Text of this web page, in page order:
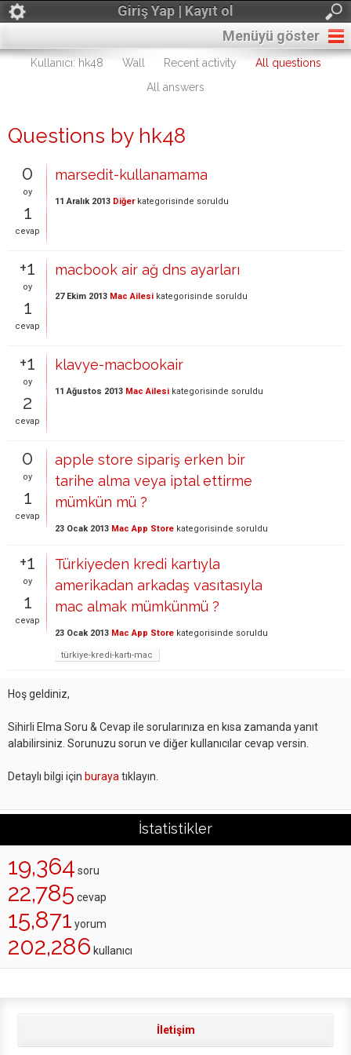
Giriş Yap | Kayıt ol
Menüyü göster
Kullanıcı: hk48 Wall Recent activity
All questions
All answers
Questions by hk48
0
oy
1
cevap
marsedit-kullanamama
11 Aralık 2013 Diğerkategorisinde soruldu
+1
oy
1
cevap
macbook air ağ dns ayarları
27 Ekim 2013 Mac Ailesi kategorisinde soruldu
+1
oy
2
cevap
klavye-macbookair
11 Ağustos 2013 Mac Ailesi kategorisinde soruldu
0
oy
1
cevap
apple store sipariş erken bir
tarihe alma veya iptal ettirme
mümkün mü ?
23 Ocak 2013 Mac App Store kategorisinde soruldu
+1
oy
1
cevap
Türkiyeden kredi kartıyla
amerikadan arkadaş vasıtasıyla
mac almak mümkünmü ?
23 Ocak 2013 Mac App Store kategorisinde soruldu
türkiye-kredi-kartı-mac
Hoş geldiniz,
Sihirli Elma Soru & Cevap ile sorularınıza en kısa zamanda yanıt
alabilirsiniz. Sorunuzu sorun ve diğer kullanıcılar cevap versin.
Detaylı bilgi için buraya tıklayın.
İstatistikler
19,364 soru
22,785 cevap
15,871 yorum
202,286 kullanıcı
İletişim